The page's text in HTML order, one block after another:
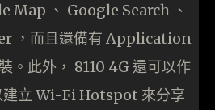
Map 、 Google Search 、
，而且還備有 Application
。此外， 8110 4G 還可以作
建立 Wi-Fi Hotspot 來分享